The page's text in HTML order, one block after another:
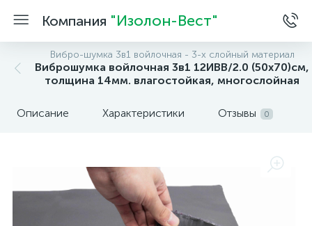
Компания "Изолон-Вест"
Вибро-шумка 3в1 войлочная - 3-х слойный материал
Виброшумка войлочная 3в1 12ИВВ/2.0 (50х70)см,
толщина 14мм. влагостойкая, многослойная
Описание Характеристики Отзывы 0